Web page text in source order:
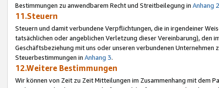
Bestimmungen zu anwendbarem Recht und Streitbeilegung in Anhang 2
11.Steuern
Steuern und damit verbundene Verpflichtungen, die in irgendeiner
tatsächlichen oder angeblichen Verletzung dieser Vereinbarung), den
Geschäftsbeziehung mit uns oder unseren verbundenen
Steuerbestimmungen in Anhang 3.
12.Weitere Bestimmungen
Wir können von Zeit zu Zeit Mitteilungen im Zusammenhang mit dem